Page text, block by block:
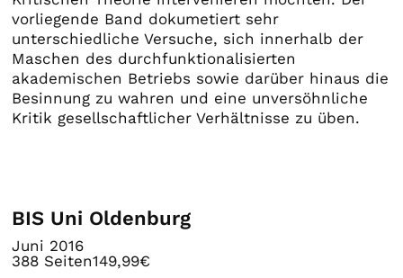
vorliegende Band dokumetiert sehr
unterschiedliche Versuche, sich innerhalb der
Maschen des durchfunktionalisierten
akademischen Betriebs sowie darüber hinaus die
Besinnung zu wahren und eine unversöhnliche
Kritik gesellschaftlicher Verhältnisse zu üben.
BIS Uni Oldenburg
Juni 2016
388 Seiten149,99€